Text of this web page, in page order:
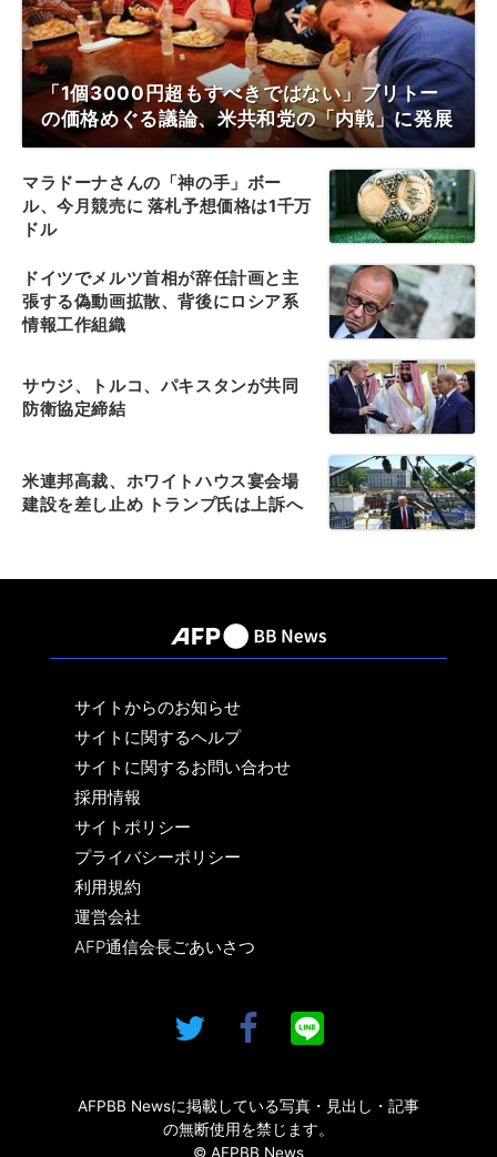
「1個3000円超もすべきではない」ブリトー
の価格めぐる議論、米共和党の「内戦」に発展
マラドーナさんの「神の手」ボー
ル、今月競売に 落札予想価格は1千万
ドル
ドイツでメルツ首相が辞任計画と主
張する偽動画拡散、背後にロシア系
情報工作組織
サウジ、トルコ、パキスタンが共同
防衛協定締結
米連邦高裁、ホワイトハウス宴会場
建設を差し止め トランプ氏は上訴へ
サイトからのお知らせ
サイトに関するヘルプ
サイトに関するお問い合わせ
採用情報
サイトポリシー
プライバシーポリシー
利用規約
運営会社
AFP通信会長ごあいさつ
AFPBB Newsに掲載している写真・見出し・記事
の無断使用を禁じます。
© AFPBB News